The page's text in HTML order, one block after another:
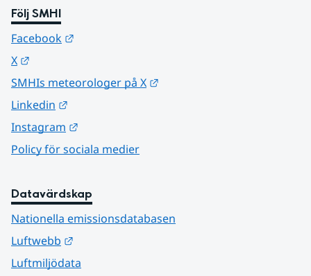
Följ SMHI
Facebook
X
SMHIs meteorologer på X
Linkedin
Instagram
Policy för sociala medier
Datavärdskap
Nationella emissionsdatabasen
Luftwebb
Luftmiljödata